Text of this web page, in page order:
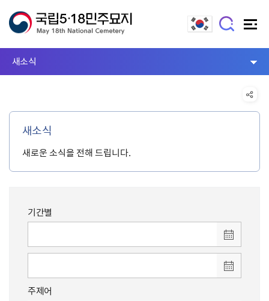
새소식
새소식
새로운 소식을 전해 드립니다.
기간별
주제어